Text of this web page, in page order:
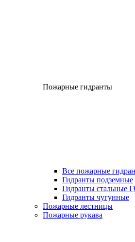
Пожарные гидранты
Все пожарные
Гидранты подземные
Гидранты стальные
Гидранты чугунные
Пожарные лестницы
Пожарные рукава